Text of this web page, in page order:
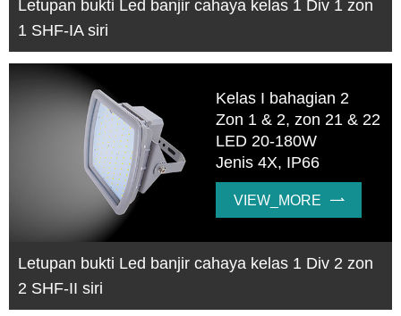
Letupan bukti Led banjir cahaya kelas 1 Div 1 zon
1 SHF-IA siri
Kelas I bahagian 2
Zon 1 & 2, zon 21 & 22
LED 20-180W
Jenis 4X, IP66
VIEW_MORE 
Letupan bukti Led banjir cahaya kelas 1 Div 2 zon
2 SHF-II siri